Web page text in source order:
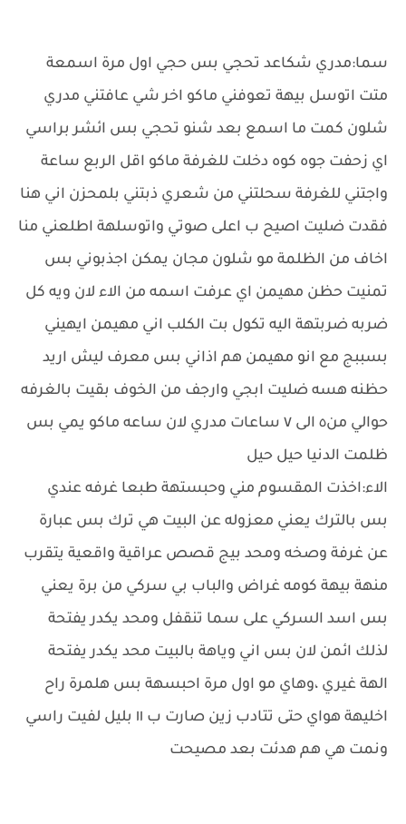
سما:مدري شكاعد تحجي بس حجي اول مرة اسمعة
متت اتوسل بيهة تعوفني ماكو اخر شي عافتني مدري
شلون كمت ما اسمع بعد شنو تحجي بس ائشر براسي
اي زحفت جوه كوه دخلت للغرفة ماكو اقل الربع ساعة
واجتني للغرفة سحلتني من شعري ذبتني بلمحزن اني هنا
فقدت ضليت اصيح ب اعلى صوتي واتوسلهة اطلعني منا
اخاف من الظلمة مو شلون مجان يمكن اجذبوني بس
تمنيت حظن مهيمن اي عرفت اسمه من الاء لان ويه كل
ضربه ضربتهة اليه تكول بت الكلب اني مهيمن ايهيني
بسببج مع انو مهيمن هم اذاني بس معرف ليش اريد
حظنه هسه ضليت ابجي وارجف من الخوف بقيت بالغرفه
حوالي من٥ الى ٧ ساعات مدري لان ساعه ماكو يمي بس
ظلمت الدنيا حيل حيل
الاء:اخذت المقسوم مني وحبستهة طبعا غرفه عندي
بس بالترك يعني معزوله عن البيت هي ترك بس عبارة
عن غرفة وصخه ومحد بيج قصص عراقية واقعية يتقرب
منهة بيهة كومه غراض والباب بي سركي من برة يعني
بس اسد السركي على سما تنقفل ومحد يكدر يفتحة
لذلك ائمن لان بس اني وياهة بالبيت محد يكدر يفتحة
الهة غيري ،وهاي مو اول مرة احبسهة بس هلمرة راح
اخليهة هواي حتى تتادب زين صارت ب ١١ بليل لفيت راسي
ونمت هي هم هدئت بعد مصيحت